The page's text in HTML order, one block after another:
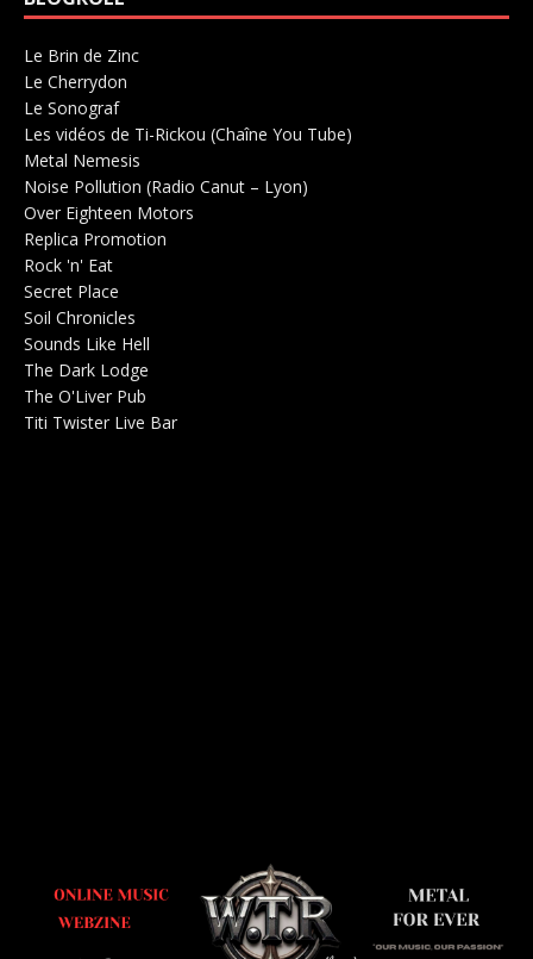
Le Brin de Zinc
Le Cherrydon
Le SonografSalle de concerts 0
Les vidéos de Ti-Rickou (Chaîne You Tube)
Metal Nemesis
Noise Pollution (Radio Canut – Lyon)
Over Eighteen Motors
Replica Promotion
Rock 'n' Eat
Secret Place
Soil Chronicles
Sounds Like Hell
The Dark Lodge
The O'Liver Pub
Titi Twister Live Bar